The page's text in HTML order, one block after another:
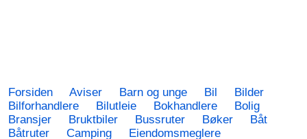
Forsiden Aviser Barn og unge Bil
Bilder
Bilforhandlere
Bilutleie Bokhandlere
Bolig
Bransjer
Bruktbiler Bussruter Bøker
Båt
Båtruter
Camping Eiendomsmeglere